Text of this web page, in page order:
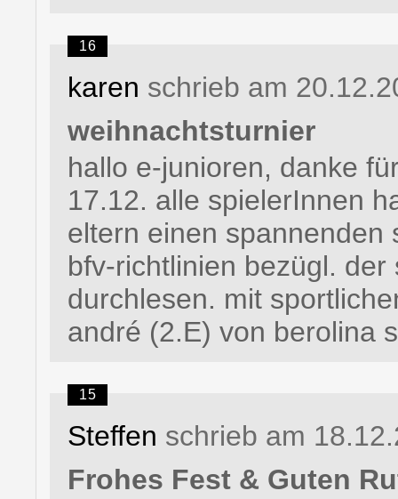
16
karen schrieb am
weihnachtsturnier
hallo e-junioren, danke
17.12. alle spielerInnen
eltern einen spannenden
bfv-richtlinien bezügl.
durchlesen. mit
andré (2.E) von berolina
15
Steffen schrieb am
Frohes Fest & Guten